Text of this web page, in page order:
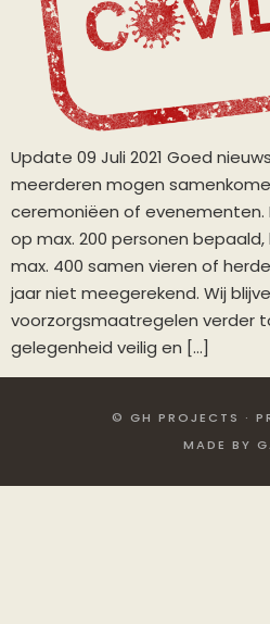
Update 09 Juli 2021 Goed
meerderen mogen
ceremoniëen of
op max. 200 personen
max. 400 samen vieren of
jaar niet meegerekend. Wij
voorzorgsmaatregelen verder
gelegenheid veilig en […]
© GH PROJECTS ·
MADE BY